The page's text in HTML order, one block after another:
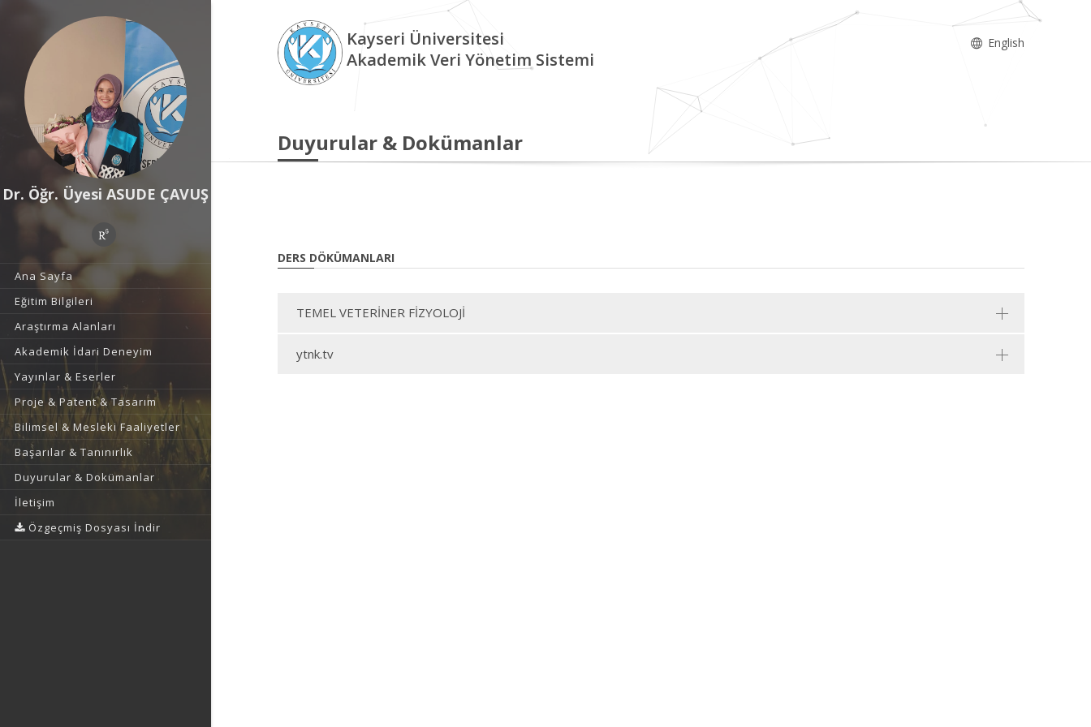
Dr. Öğr. Üyesi ASUDE ÇAVUŞ
Ana Sayfa
Eğitim Bilgileri
Araştırma Alanları
Akademik İdari Deneyim
Yayınlar & Eserler
Proje & Patent & Tasarım
Bilimsel & Mesleki Faaliyetler
Başarılar & Tanınırlık
Duyurular & Dokümanlar
İletişim
Özgeçmiş Dosyası İndir
Kayseri Üniversitesi
Akademik Veri Yönetim Sistemi
English
Duyurular & Dokümanlar
DERS DÖKÜMANLARI
TEMEL VETERİNER FİZYOLOJİ
ytnk.tv